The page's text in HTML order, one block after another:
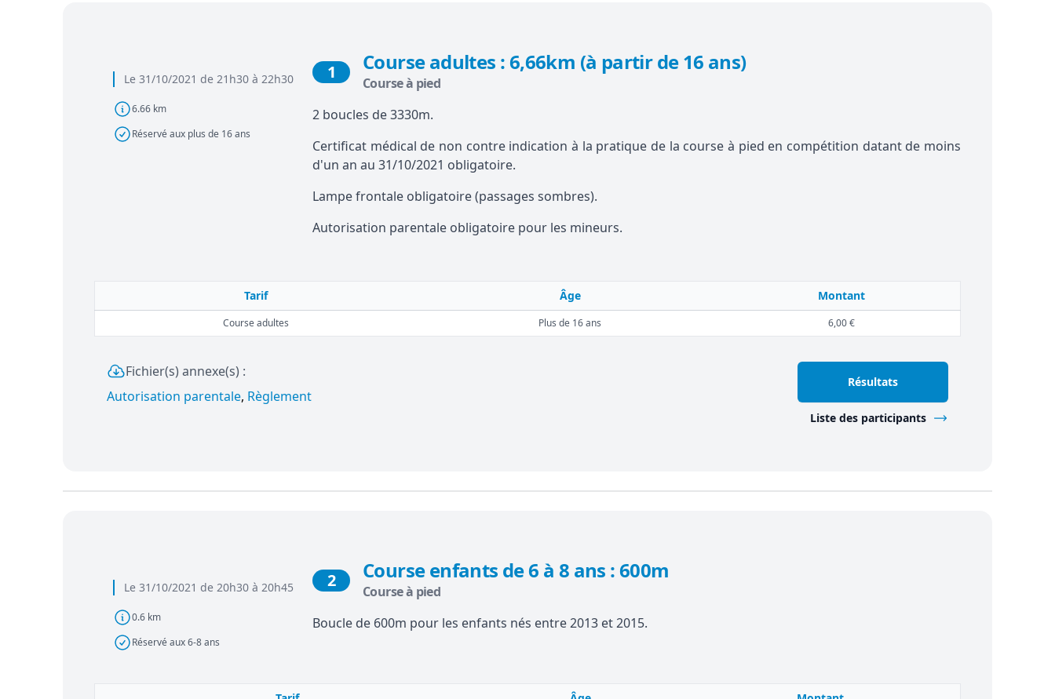
Le 31/10/2021 de 21h30 à 22h30
6.66 km
Réservé aux plus de 16 ans
1 Course adultes : 6,66km (à partir de 16 ans)
Course à pied
2 boucles de 3330m.
Certificat médical de non contre indication à la pratique de la course à pied en compétition datant de moins
d'un an au 31/10/2021 obligatoire.
Lampe frontale obligatoire (passages sombres).
Autorisation parentale obligatoire pour les mineurs.
Tarif Âge Montant
Course adultes Plus de 16 ans 6,00 €
Fichier(s) annexe(s) :
Autorisation parentale, Règlement
Résultats
Liste des participants
Le 31/10/2021 de 20h30 à 20h45
0.6 km
Réservé aux 6-8 ans
2 Course enfants de 6 à 8 ans : 600m
Course à pied
Boucle de 600m pour les enfants nés entre 2013 et 2015.